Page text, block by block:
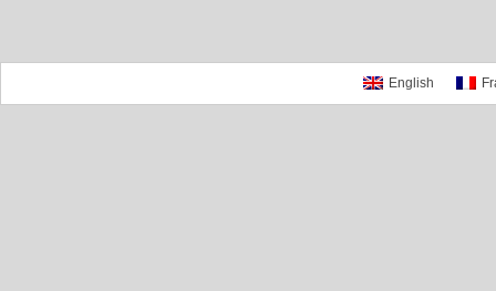
English